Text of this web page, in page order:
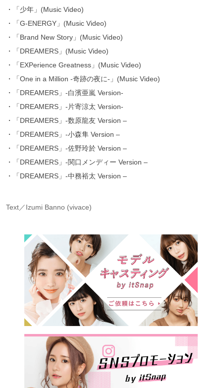
・「少年」(Music Video)
・「G-ENERGY」(Music Video)
・「Brand New Story」(Music Video)
・「DREAMERS」(Music Video)
・「EXPerience Greatness」(Music Video)
・「One in a Million -奇跡の夜に-」(Music Video)
・「DREAMERS」-白濱亜嵐 Version-
・「DREAMERS」-片寄涼太 Version-
・「DREAMERS」-数原龍友 Version –
・「DREAMERS」-小森隼 Version –
・「DREAMERS」-佐野玲於 Version –
・「DREAMERS」-関口メンディー Version –
・「DREAMERS」-中務裕太 Version –
Text／Izumi Banno (vivace)